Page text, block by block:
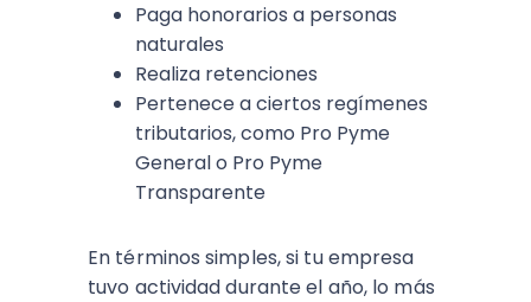
Paga honorarios a personas
naturales
Realiza retenciones
Pertenece a ciertos regímenes
tributarios, como Pro Pyme
General o Pro Pyme
Transparente
En términos simples, si tu empresa
tuvo actividad durante el año, lo más